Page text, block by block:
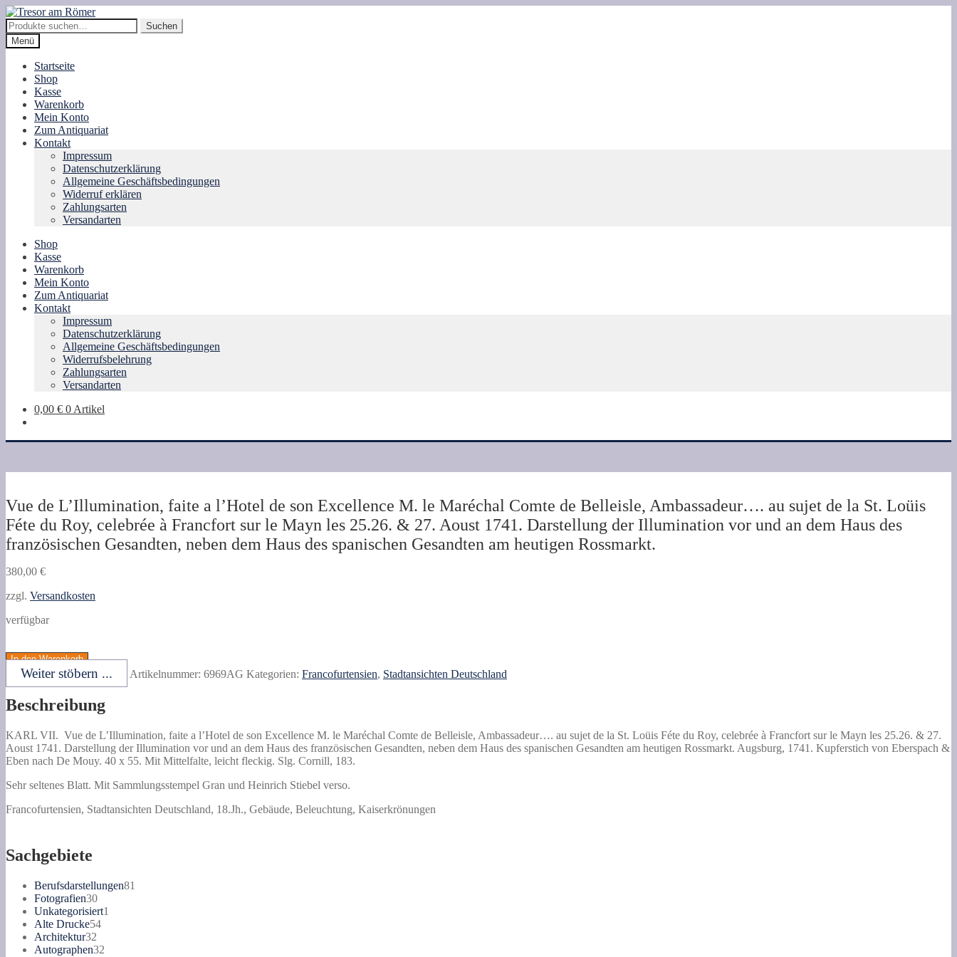
Zur
Navigation
springen
Zum
Inhalt
springen
Suche
nach:
Suchen
Menü
Startseite
Shop
Kasse
Warenkorb
Mein Konto
Zum Antiquariat
Kontakt
Impressum
Datenschutzerklärung
Allgemeine Geschäftsbedingungen
Widerruf erklären
Zahlungsarten
Versandarten
Shop
Kasse
Warenkorb
Mein Konto
Zum Antiquariat
Kontakt
Impressum
Datenschutzerklärung
Allgemeine Geschäftsbedingungen
Widerrufsbelehrung
Zahlungsarten
Versandarten
0,00 € 0 Artikel
Vue de L’Illumination, faite a l’Hotel de son Excellence M. le Maréchal Comte de Belleisle, Ambassadeur…. au sujet de la St. Loüis
Féte du Roy, celebrée à Francfort sur le Mayn les 25.26. & 27. Aoust 1741. Darstellung der Illumination vor und an dem Haus des
französischen Gesandten, neben dem Haus des spanischen Gesandten am heutigen Rossmarkt.
380,00 €
zzgl. Versandkosten
verfügbar
de
L'Illumination,
l'Hotel
son
Excellence
M.
Maréchal
de
au
sujet
Loüis
Féte
Roy,
In den Warenkorb
Weiter stöbern ... Artikelnummer: 6969AG Kategorien: Francofurtensien, Stadtansichten Deutschland
Beschreibung
KARL VII. Vue de L’Illumination, faite a l’Hotel de son Excellence M. le Maréchal Comte de Belleisle, Ambassadeur…. au sujet de la St. Loüis Féte du Roy, celebrée à Francfort sur le Mayn les 25.26. & 27.
Aoust 1741. Darstellung der Illumination vor und an dem Haus des französischen Gesandten, neben dem Haus des spanischen Gesandten am heutigen Rossmarkt. Augsburg, 1741. Kupferstich von Eberspach &
Eben nach De Mouy. 40 x 55. Mit Mittelfalte, leicht fleckig. Slg. Cornill, 183.
Sehr seltenes Blatt. Mit Sammlungsstempel Gran und Heinrich Stiebel verso.
Francofurtensien, Stadtansichten Deutschland, 18.Jh., Gebäude, Beleuchtung, Kaiserkrönungen
Sachgebiete
Berufsdarstellungen81
Fotografien3030
Produkte
Unkategorisiert1
Alte Drucke5454
Architektur32
Produkte
Autographen32